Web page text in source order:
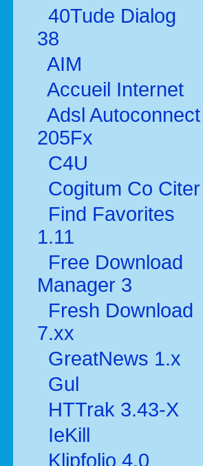
40Tude Dialog
38
AIM
Accueil Internet
Adsl Autoconnect
205Fx
C4U
Cogitum Co Citer
Find Favorites
1.11
Free Download
Manager 3
Fresh Download
7.xx
GreatNews 1.x
Gul
HTTrak 3.43-X
IeKill
Klipfolio 4.0